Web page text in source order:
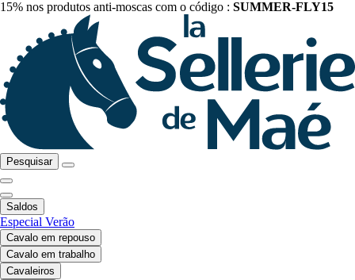
15% nos produtos anti-moscas com o código : SUMMER-FLY15
Pesquisar
Saldos
Especial Verão
Cavalo em repouso
Cavalo em trabalho
Cavaleiros